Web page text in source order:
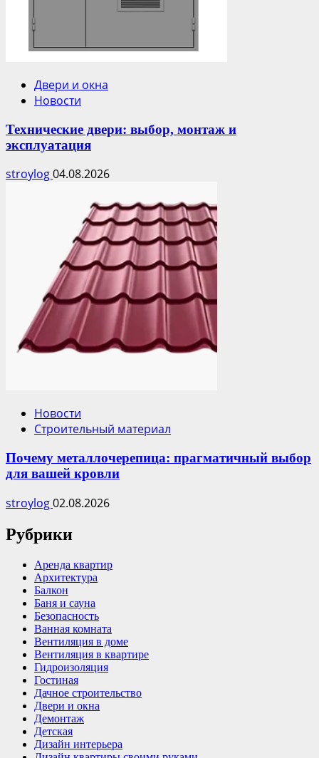
Двери и окна
Новости
Технические двери: выбор, монтаж и
эксплуатация
stroylog04.08.2026
Новости
Строительный материал
Почему металлочерепица: прагматичный выбор
для вашей кровли
stroylog02.08.2026
Рубрики
Аренда квартир
Архитектура
Балкон
Баня и сауна
Безопасность
Ванная комната
Вентиляция в доме
Вентиляция в квартире
Гидроизоляция
Гостиная
Дачное строительство
Двери и окна
Демонтаж
Детская
Дизайн интерьера